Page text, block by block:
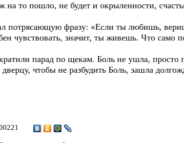
то пошло, не будет и окрыленности,
потрясающую фразу: «Если ты любишь,
чувствовать, значит, ты живешь. Что само
парад по щекам. Боль не ушла, просто
чтобы не разбудить Боль, зашла